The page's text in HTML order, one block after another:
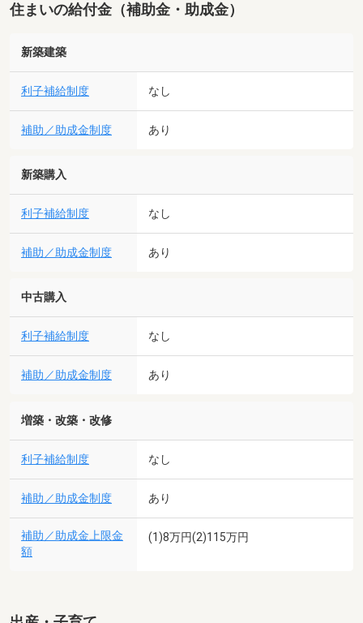
住まいの給付金（補助金・助成金）
新築建築
利子補給制度 なし
補助／助成金制度 あり
新築購入
利子補給制度 なし
補助／助成金制度 あり
中古購入
利子補給制度 なし
補助／助成金制度 あり
増築・改築・改修
利子補給制度 なし
補助／助成金制度 あり
補助／助成金上限金
額
(1)8万円(2)115万円